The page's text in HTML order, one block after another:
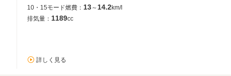
10・15モード燃費： 13～ 14.2km/l
排気量： 1189cc
詳しく見る